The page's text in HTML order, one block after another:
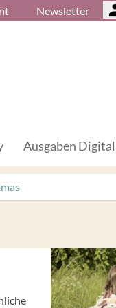
Newsletter
Ausgaben Digital